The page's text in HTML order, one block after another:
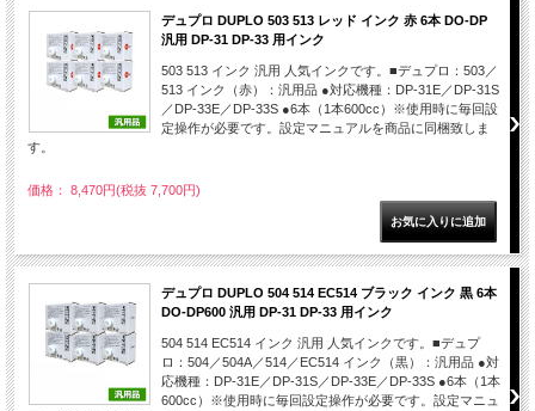
デュプロ DUPLO 503 513 レッド インク 赤 6本 DO-DP
汎用 DP-31 DP-33 用インク
503 513 インク 汎用 人気インクです。■デュプロ：503／
513 インク（赤）：汎用品 ●対応機種：DP-31E／DP-31S
／DP-33E／DP-33S ●6本（1本600cc）※使用時に毎回設
定操作が必要です。設定マニュアルを商品に同梱致しま
す。
価格： 8,470円(税抜 7,700円)
デュプロ DUPLO 504 514 EC514 ブラック インク 黒 6本
DO-DP600 汎用 DP-31 DP-33 用インク
504 514 EC514 インク 汎用 人気インクです。■デュプ
ロ：504／504A／514／EC514 インク（黒）：汎用品 ●対
応機種：DP-31E／DP-31S／DP-33E／DP-33S ●6本（1本
600cc）※使用時に毎回設定操作が必要です。設定マニュ